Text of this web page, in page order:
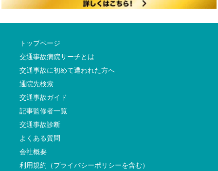
トップページ
交通事故病院サーチとは
交通事故に初めて遭われた方へ
通院先検索
交通事故ガイド
記事監修者一覧
交通事故診断
よくある質問
会社概要
利用規約（プライバシーポリシーを含む）